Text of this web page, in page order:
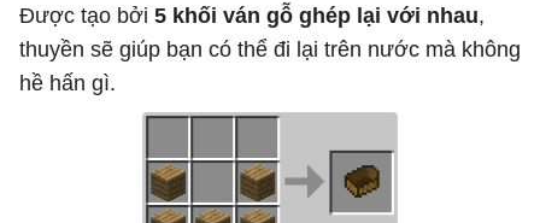
Được tạo bởi 5 khối ván gỗ ghép lại với nhau,
thuyền sẽ giúp bạn có thể đi lại trên nước mà không
hề hấn gì.